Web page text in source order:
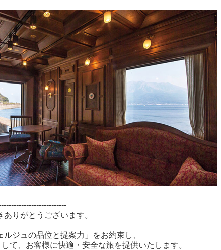
りがとうございます。
ジュの品位と提案力」をお約束し、
て、お客様に快適・安全な旅を提供いたします。